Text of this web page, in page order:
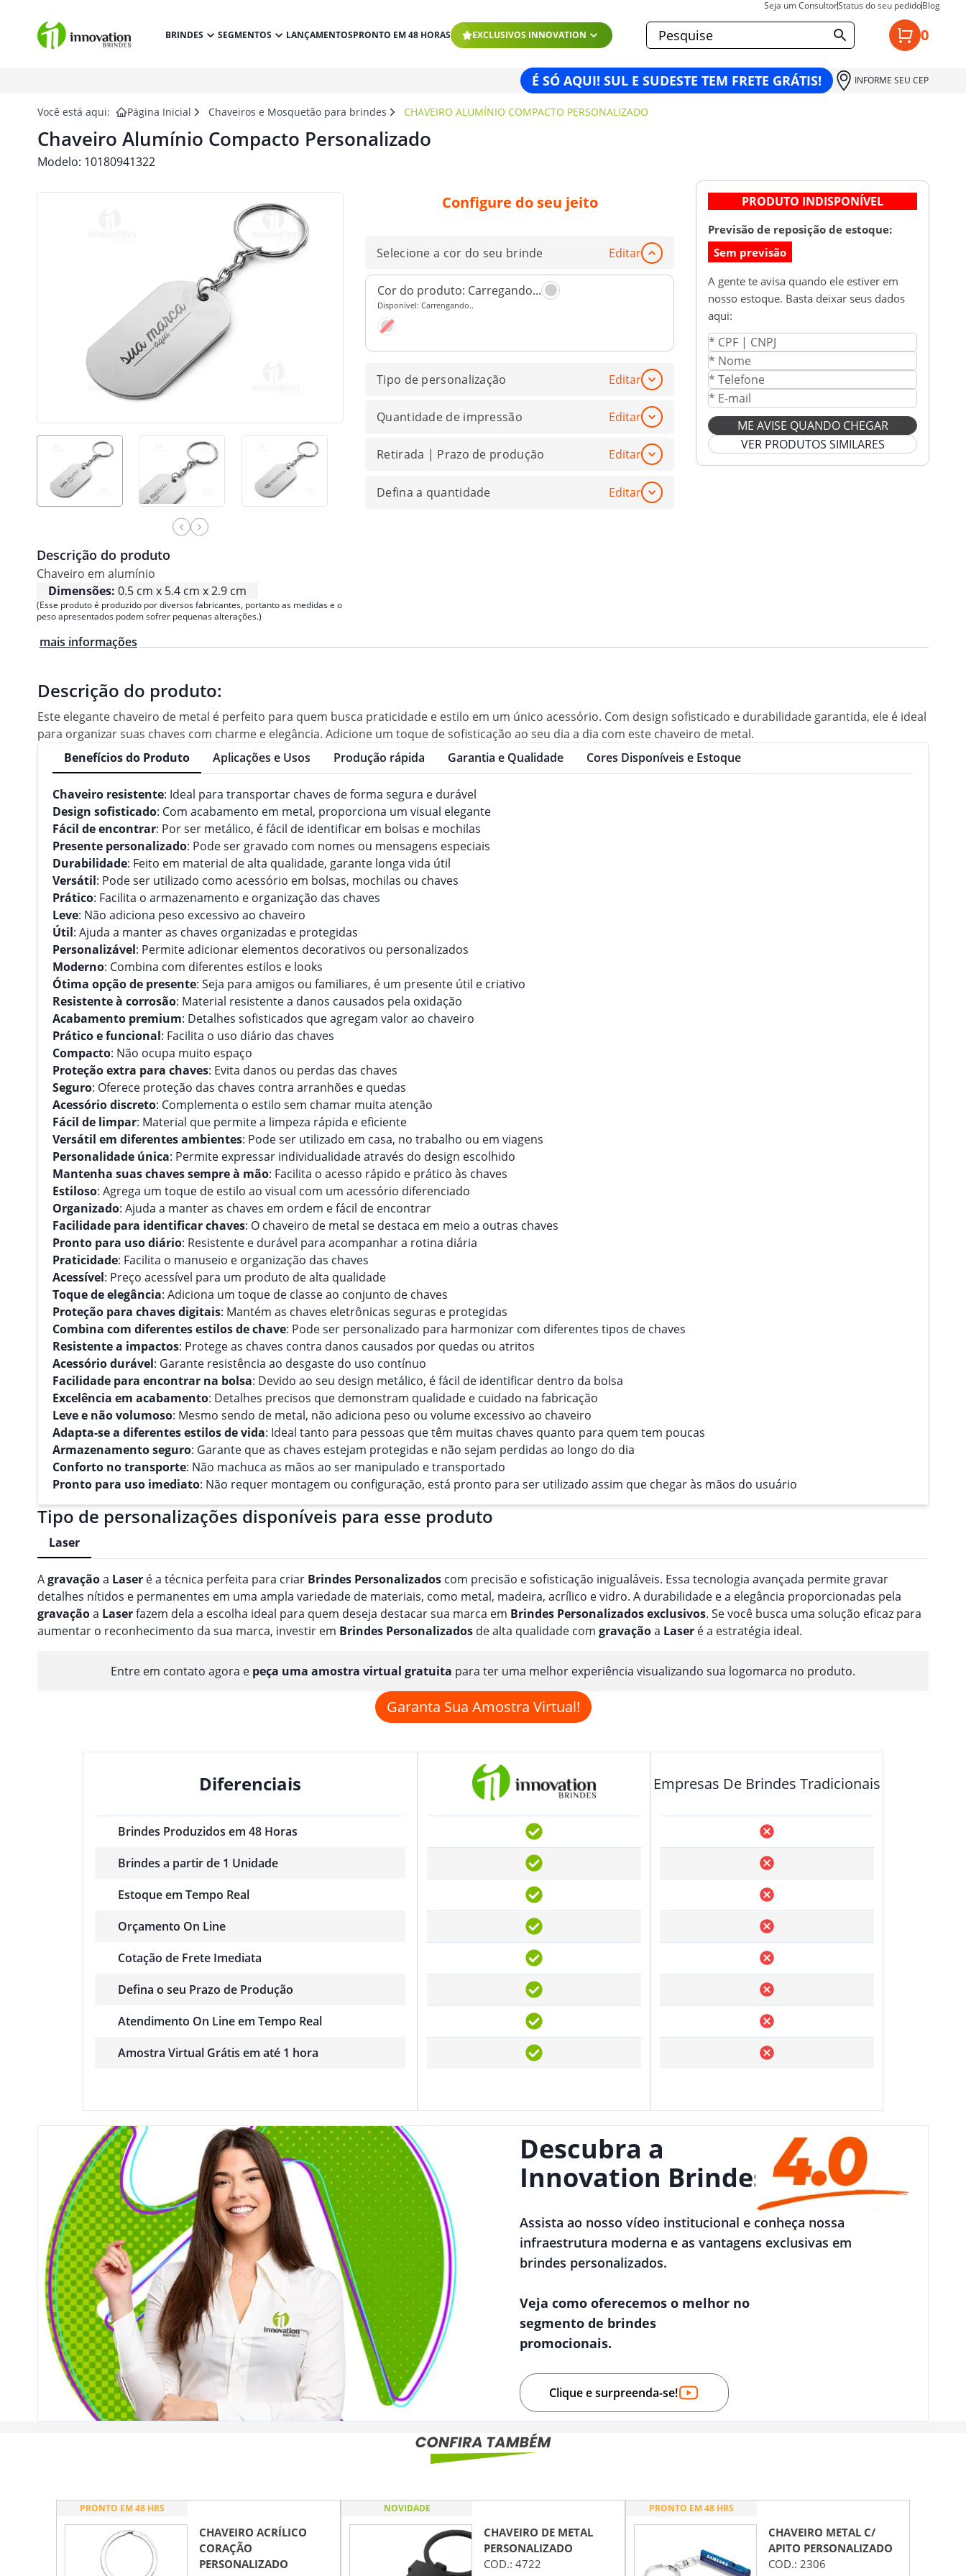
Seja um ConsultorStatus do seu pedidoBlog
BRINDES SEGMENTOS LANÇAMENTOSPRONTO EM 48 HORAS EXCLUSIVOS INNOVATION 0
É SÓ AQUI! SUL E SUDESTE TEM FRETE GRÁTIS! INFORME SEU CEP
Você está aqui: Página Inicial Chaveiros e Mosquetão para brindes CHAVEIRO ALUMÍNIO COMPACTO PERSONALIZADO
Chaveiro Alumínio Compacto Personalizado
Modelo: 10180941322
Descrição do produto
Chaveiro em alumínio
Dimensões: 0.5 cm x 5.4 cm x 2.9 cm
(Esse produto é produzido por diversos fabricantes, portanto as medidas e o
peso apresentados podem sofrer pequenas alterações.)
Configure do seu jeito
Selecione a cor do seu brinde Editar
Cor do produto: Carregando...
Disponível: Carrengando..
Tipo de personalização Editar
Quantidade de impressão Editar
Retirada | Prazo de produção Editar
Defina a quantidade Editar
PRODUTO INDISPONÍVEL
Previsão de reposição de estoque:
Sem previsão
A gente te avisa quando ele estiver em
nosso estoque. Basta deixar seus dados
aqui:
ME AVISE QUANDO CHEGAR
VER PRODUTOS SIMILARES
mais informações
Descrição do produto:
Este elegante chaveiro de metal é perfeito para quem busca praticidade e estilo em um único acessório. Com design sofisticado e durabilidade garantida, ele é ideal
para organizar suas chaves com charme e elegância. Adicione um toque de sofisticação ao seu dia a dia com este chaveiro de metal.
Benefícios do Produto
Aplicações e Usos Produção rápida Garantia e Qualidade Cores Disponíveis e Estoque
Chaveiro resistente: Ideal para transportar chaves de forma segura e durável
Design sofisticado: Com acabamento em metal, proporciona um visual elegante
Fácil de encontrar: Por ser metálico, é fácil de identificar em bolsas e mochilas
Presente personalizado: Pode ser gravado com nomes ou mensagens especiais
Durabilidade: Feito em material de alta qualidade, garante longa vida útil
Versátil: Pode ser utilizado como acessório em bolsas, mochilas ou chaves
Prático: Facilita o armazenamento e organização das chaves
Leve: Não adiciona peso excessivo ao chaveiro
Útil: Ajuda a manter as chaves organizadas e protegidas
Personalizável: Permite adicionar elementos decorativos ou personalizados
Moderno: Combina com diferentes estilos e looks
Ótima opção de presente: Seja para amigos ou familiares, é um presente útil e criativo
Resistente à corrosão: Material resistente a danos causados pela oxidação
Acabamento premium: Detalhes sofisticados que agregam valor ao chaveiro
Prático e funcional: Facilita o uso diário das chaves
Compacto: Não ocupa muito espaço
Proteção extra para chaves: Evita danos ou perdas das chaves
Seguro: Oferece proteção das chaves contra arranhões e quedas
Acessório discreto: Complementa o estilo sem chamar muita atenção
Fácil de limpar: Material que permite a limpeza rápida e eficiente
Versátil em diferentes ambientes: Pode ser utilizado em casa, no trabalho ou em viagens
Personalidade única: Permite expressar individualidade através do design escolhido
Mantenha suas chaves sempre à mão: Facilita o acesso rápido e prático às chaves
Estiloso: Agrega um toque de estilo ao visual com um acessório diferenciado
Organizado: Ajuda a manter as chaves em ordem e fácil de encontrar
Facilidade para identificar chaves: O chaveiro de metal se destaca em meio a outras chaves
Pronto para uso diário: Resistente e durável para acompanhar a rotina diária
Praticidade: Facilita o manuseio e organização das chaves
Acessível: Preço acessível para um produto de alta qualidade
Toque de elegância: Adiciona um toque de classe ao conjunto de chaves
Proteção para chaves digitais: Mantém as chaves eletrônicas seguras e protegidas
Combina com diferentes estilos de chave: Pode ser personalizado para harmonizar com diferentes tipos de chaves
Resistente a impactos: Protege as chaves contra danos causados por quedas ou atritos
Acessório durável: Garante resistência ao desgaste do uso contínuo
Facilidade para encontrar na bolsa: Devido ao seu design metálico, é fácil de identificar dentro da bolsa
Excelência em acabamento: Detalhes precisos que demonstram qualidade e cuidado na fabricação
Leve e não volumoso: Mesmo sendo de metal, não adiciona peso ou volume excessivo ao chaveiro
Adapta-se a diferentes estilos de vida: Ideal tanto para pessoas que têm muitas chaves quanto para quem tem poucas
Armazenamento seguro: Garante que as chaves estejam protegidas e não sejam perdidas ao longo do dia
Conforto no transporte: Não machuca as mãos ao ser manipulado e transportado
Pronto para uso imediato: Não requer montagem ou configuração, está pronto para ser utilizado assim que chegar às mãos do usuário
Tipo de personalizações disponíveis para esse produto
Laser
Agravaçãoa Laser é a técnica perfeita para criar Brindes Personalizados com precisão e sofisticação inigualáveis. Essa tecnologia avançada permite gravar
detalhes nítidos e permanentes em uma ampla variedade de materiais, como metal, madeira, acrílico e vidro. A durabilidade e a elegância proporcionadas pela
gravaçãoa Laserfazem dela a escolha ideal para quem deseja destacar sua marca em Brindes Personalizadosexclusivos. Se você busca uma solução eficaz para
aumentar o reconhecimento da sua marca, investir em Brindes Personalizados de alta qualidade com gravaçãoa Laser é a estratégia ideal.
Entre em contato agora e peça uma amostra virtual gratuita para ter uma melhor experiência visualizando sua logomarca no produto.
Garanta Sua Amostra Virtual!
Diferenciais
Brindes Produzidos em 48 Horas
Brindes a partir de 1 Unidade
Estoque em Tempo Real
Orçamento On Line
Cotação de Frete Imediata
Defina o seu Prazo de Produção
Atendimento On Line em Tempo Real
Amostra Virtual Grátis em até 1 hora
Empresas De Brindes Tradicionais
Descubra a
Innovation Brindes
Assista ao nosso vídeo institucional e conheça nossa
infraestrutura moderna e as vantagens exclusivas em
brindes personalizados.
Veja como oferecemos o melhor no
segmento de brindes
promocionais.
Clique e surpreenda-se!
PRONTO EM 48 HRS
CHAVEIRO ACRÍLICO
CORAÇÃO
PERSONALIZADO
NOVIDADE
CHAVEIRO DE METAL
PERSONALIZADO
COD.: 4722
PRONTO EM 48 HRS
CHAVEIRO METAL C/
APITO PERSONALIZADO
COD.: 2306